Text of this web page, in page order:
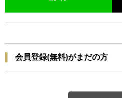
会員登録(無料)がまだの方